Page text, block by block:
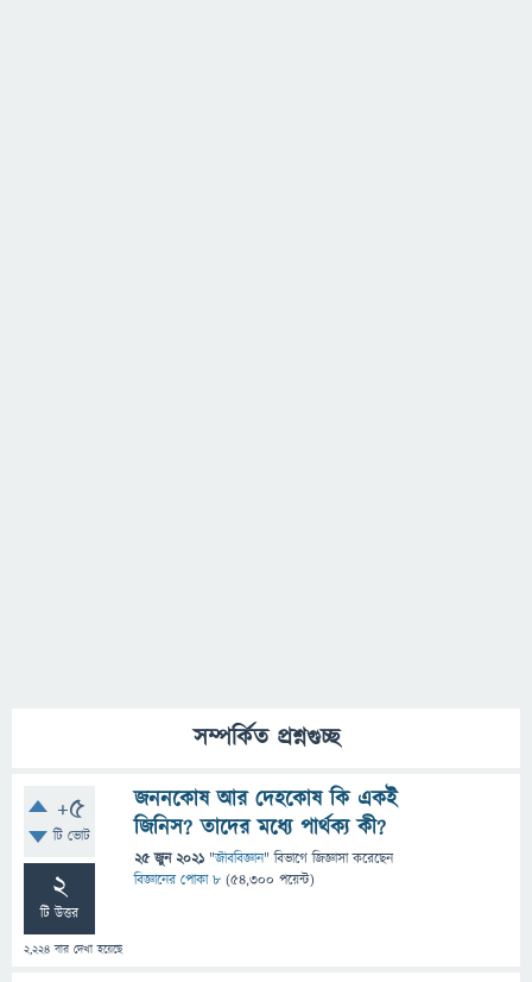
সম্পর্কিত প্রশ্নগুচ্ছ
+5
টি ভোট
2
টি উত্তর
2,224 বার দেখা হয়েছে
জননকোষ আর দেহকোষ কি একই
জিনিস? তাদের মধ্যে পার্থক্য কী?
25 জুন 2021 "জীববিজ্ঞান" বিভাগে জিজ্ঞাসাকরেছেন
বিজ্ঞানের পোকা ৮ (54,300 পয়েন্ট)